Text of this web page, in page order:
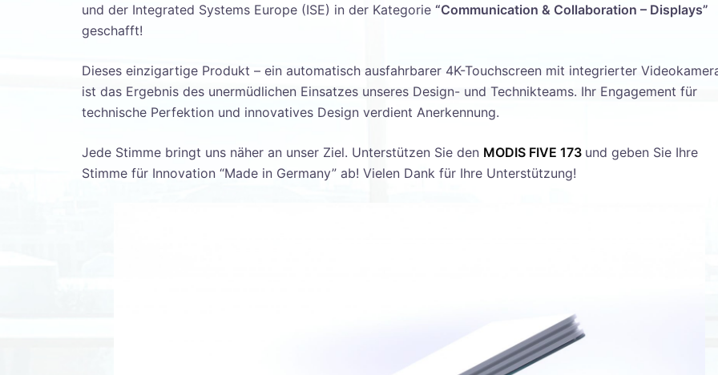
und der Integrated Systems Europe (ISE) in der Kategorie “Communication & Collaboration – Displays”
geschafft!
Dieses einzigartige Produkt – ein automatisch ausfahrbarer 4K-Touchscreen mit integrierter
ist das Ergebnis des unermüdlichen Einsatzes unseres Design- und Technikteams. Ihr Engagement für
technische Perfektion und innovatives Design verdient Anerkennung.
Jede Stimme bringt uns näher an unser Ziel. Unterstützen Sie den MODIS FIVE 173 und geben Sie Ihre
Stimme für Innovation “Made in Germany” ab! Vielen Dank für Ihre Unterstützung!